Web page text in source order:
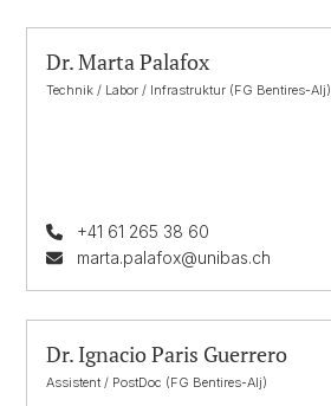
Dr. Marta Palafox
Technik / Labor / Infrastruktur (FG Bentires-Alj)
+41 61 265 38 60
marta.palafox@unibas.ch
Dr. Ignacio Paris Guerrero
Assistent / PostDoc (FG Bentires-Alj)